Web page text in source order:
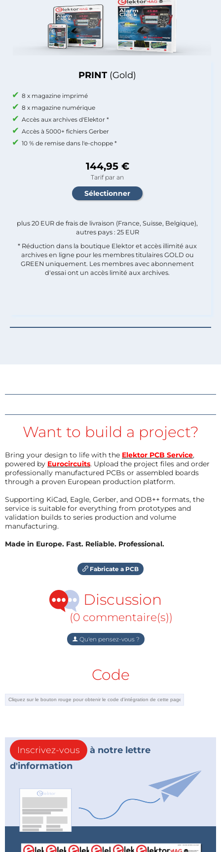
PRINT (Gold)
8 x magazine imprimé
8 x magazine numérique
Accès aux archives d'Elektor *
Accès à 5000+ fichiers Gerber
10 % de remise dans l'e-choppe *
144,95 €
Tarif par an
plus 20 EUR de frais de livraison (France, Suisse, Belgique),
autres pays : 25 EUR
* Réduction dans la boutique Elektor et accès illimité aux
archives en ligne pour les membres titulaires GOLD ou
GREEN uniquement. Les membres avec abonnement
d'essai ont un accès limité aux archives.
Want to build a project?
Bring your design to life with the Elektor PCB Service,
powered by Eurocircuits. Upload the project files and order
professionally manufactured PCBs or assembled boards
through a proven European production platform.
Supporting KiCad, Eagle, Gerber, and ODB++ formats, the
service is suitable for everything from prototypes and
validation builds to series production and volume
manufacturing.
Made in Europe. Fast. Reliable. Professional.
Fabricate a PCB
Discussion
(0 commentaire(s))
Qu'en pensez-vous ?
Code
Inscrivez-vous
à notre lettre
d'information